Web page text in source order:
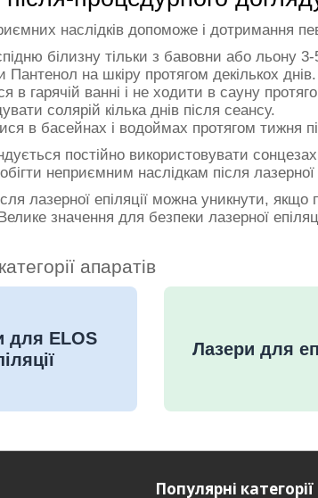
наслідків допоможе і дотримання
білизну тільки з бавовни або льону
Пантенол на шкіру протягом декількох днів.
в гарячій ванні і не ходити в сауну
солярій кілька днів після сеансу.
в басейнах і водоймах протягом тижня
постійно використовувати
неприємним наслідкам після лазерної
лазерної епіляції можна уникнути,
значення для безпеки лазерної
апаратів
для ELOS
Лазери для
Популярні категорії